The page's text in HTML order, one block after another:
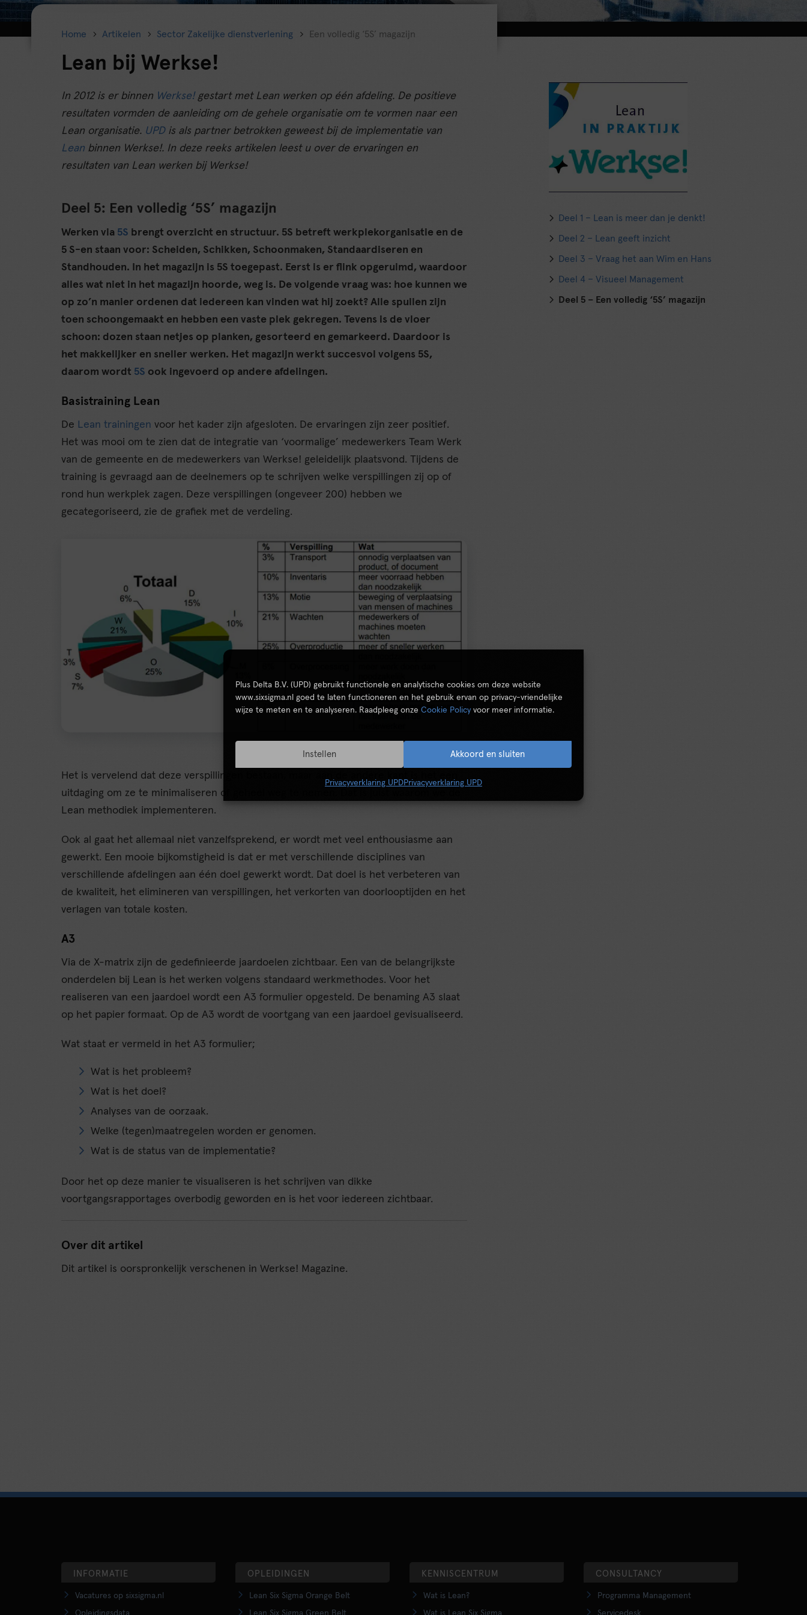
Plus Delta B.V. (UPD) gebruikt functionele en analytische cookies om deze website
www.sixsigma.nl goed te laten functioneren en het gebruik ervan op privacy-vriendelijke
wijze te meten en te analyseren. Raadpleeg onze Cookie Policy voor meer informatie.
Akkoord en sluiten
Instellen
Privacyverklaring UPDPrivacyverklaring UPD
Home Artikelen Sector Zakelijke dienstverlening Een volledig ‘5S’ magazijn
Lean bij Werkse!
In 2012 is er binnen Werkse!gestart met Lean werken op één afdeling. De positieve
resultaten vormden de aanleiding om de gehele organisatie om te vormen naar een
Lean organisatie. UPDis als partner betrokken geweest bij de implementatie van
Lean binnen Werkse!. In deze reeks artikelen leest u over de ervaringen en
resultaten van Lean werken bij Werkse!
Deel 5: Een volledig ‘5S’ magazijn
Werken via 5S brengt overzicht en structuur. 5S betreft werkplekorganisatie en de
5 S-en staan voor: Scheiden, Schikken, Schoonmaken, Standaardiseren en
Standhouden. In het magazijn is 5S toegepast. Eerst is er flink opgeruimd, waardoor
alles wat niet in het magazijn hoorde, weg is. De volgende vraag was: hoe kunnen we
op zo’n manier ordenen dat iedereen kan vinden wat hij zoekt? Alle spullen zijn
toen schoongemaakt en hebben een vaste plek gekregen. Tevens is de vloer
schoon: dozen staan netjes op planken, gesorteerd en gemarkeerd. Daardoor is
het makkelijker en sneller werken. Het magazijn werkt succesvol volgens 5S,
daarom wordt 5S ook ingevoerd op andere afdelingen.
Basistraining Lean
De Lean trainingen voor het kader zijn afgesloten. De ervaringen zijn zeer positief.
Het was mooi om te zien dat de integratie van ‘voormalige’ medewerkers Team Werk
van de gemeente en de medewerkers van Werkse! geleidelijk plaatsvond. Tijdens de
training is gevraagd aan de deelnemers op te schrijven welke verspillingen zij op of
rond hun werkplek zagen. Deze verspillingen (ongeveer 200) hebben we
gecategoriseerd, zie de grafiek met de verdeling.
Het is vervelend dat deze verspillingen bestaan, maar aan de andere kant is het een
uitdaging om ze te minimaliseren of geheel weg te nemen. Dat is juist waarom we de
Lean methodiek implementeren.
Ook al gaat het allemaal niet vanzelfsprekend, er wordt met veel enthousiasme aan
gewerkt. Een mooie bijkomstigheid is dat er met verschillende disciplines van
verschillende afdelingen aan één doel gewerkt wordt. Dat doel is het verbeteren van
de kwaliteit, het elimineren van verspillingen, het verkorten van doorlooptijden en het
verlagen van totale kosten.
A3
Via de X-matrix zijn de gedefinieerde jaardoelen zichtbaar. Een van de belangrijkste
onderdelen bij Lean is het werken volgens standaard werkmethodes. Voor het
realiseren van een jaardoel wordt een A3 formulier opgesteld. De benaming A3 slaat
op het papier formaat. Op de A3 wordt de voortgang van een jaardoel gevisualiseerd.
Wat staat er vermeld in het A3 formulier;
Wat is het probleem?
Wat is het doel?
Analyses van de oorzaak.
Welke (tegen)maatregelen worden er genomen.
Wat is de status van de implementatie?
Door het op deze manier te visualiseren is het schrijven van dikke
voortgangsrapportages overbodig geworden en is het voor iedereen zichtbaar.
Over dit artikel
Dit artikel is oorspronkelijk verschenen in Werkse! Magazine.
Deel 1 – Lean is meer dan je denkt!
Deel 2 – Lean geeft inzicht
Deel 3 – Vraag het aan Wim en Hans
Deel 4 – Visueel Management
Deel 5 – Een volledig ‘5S’ magazijn
INFORMATIE
Vacatures op sixsigma.nl
Opleidingsdata
OPLEIDINGEN
Lean Six Sigma Orange Belt
Lean Six Sigma Green Belt
KENNISCENTRUM
Wat is Lean?
Wat is Lean Six Sigma
CONSULTANCY
Programma Management
Servicedesk